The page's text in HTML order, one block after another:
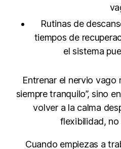
Rutinas de
tiempos de
el sistema
Entrenar el nervio vago
siempre tranquilo”, sino
volver a la calma
flexibilidad,
Cuando empiezas a